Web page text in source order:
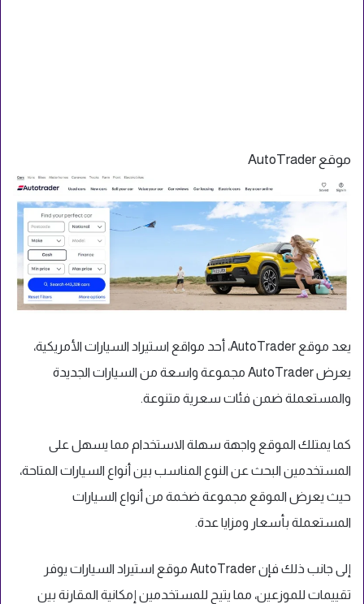
موقع AutoTrader
يعد موقع AutoTrader، أحد مواقع استيراد السيارات الأمريكية،
يعرض AutoTrader مجموعة واسعة من السيارات الجديدة
والمستعملة ضمن فئات سعرية متنوعة.
كما يمتلك الموقع واجهة سهلة الاستخدام مما يسهل على
المستخدمين البحث عن النوع المناسب بين أنواع السيارات المتاحة،
حيث يعرض الموقع مجموعة ضخمة من أنواع السيارات
المستعملة بأسعار ومزايا عدة.
إلى جانب ذلك فإن AutoTrader موقع استيراد السيارات يوفر
تقييمات للموزعين، مما يتيح للمستخدمين إمكانية المقارنة بين